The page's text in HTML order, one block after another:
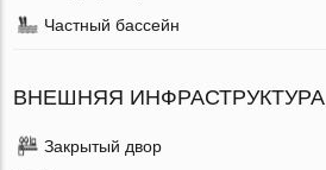
Частный бассейн
ВНЕШНЯЯ ИНФРАСТРУКТУРА
Закрытый двор